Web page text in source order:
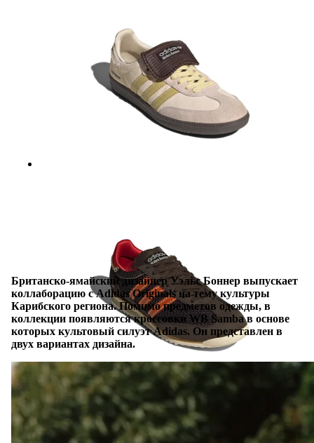
Британско-ямайский дизайнер Уэльс Боннер выпускает
коллаборацию с Adidas Originals на тему культуры
Карибского региона. Помимо предметов одежды, в
коллекции появляются кроссовки WB Samba в основе
которых культовый силуэт Adidas. Он представлен в
двух вариантах дизайна.